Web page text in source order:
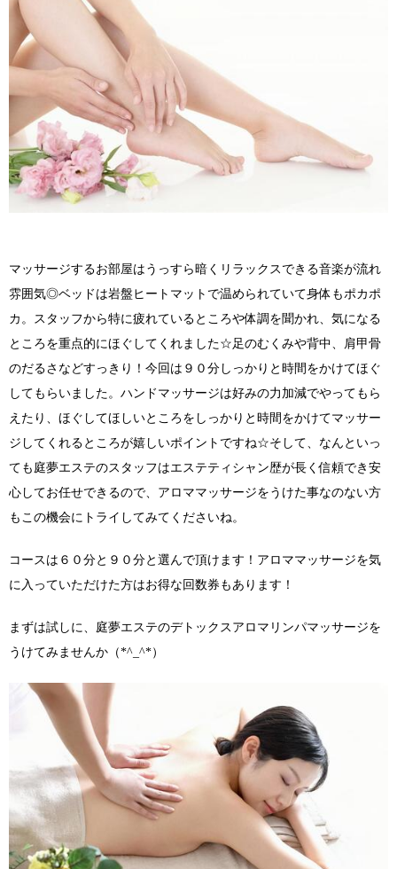
マッサージするお部屋はうっすら暗くリラックスできる音楽が流れ
雰囲気◎ベッドは岩盤ヒートマットで温められていて身体もポカポ
カ。スタッフから特に疲れているところや体調を聞かれ、気になる
ところを重点的にほぐしてくれました☆足のむくみや背中、肩甲骨
のだるさなどすっきり！今回は９０分しっかりと時間をかけてほぐ
してもらいました。ハンドマッサージは好みの力加減でやってもら
えたり、ほぐしてほしいところをしっかりと時間をかけてマッサー
ジしてくれるところが嬉しいポイントですね☆そして、なんといっ
ても庭夢エステのスタッフはエステティシャン歴が長く信頼でき安
心してお任せできるので、アロママッサージをうけた事なのない方
もこの機会にトライしてみてくださいね。
コースは６０分と９０分と選んで頂けます！アロママッサージを気
に入っていただけた方はお得な回数券もあります！
まずは試しに、庭夢エステのデトックスアロマリンパマッサージを
うけてみませんか（*^_^*）